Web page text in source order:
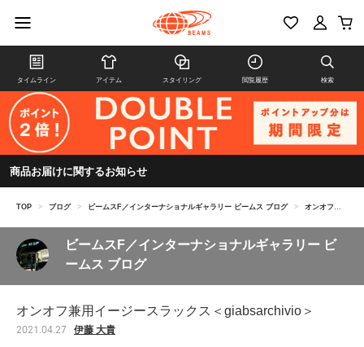
タイムライン アイテム スタイリング 閲覧履歴 検索
商品お届けに関するお知らせ
TOP > ブログ > ビームスF／インターナショナルギャラリー ビームス ブログ > オンオフ兼用イージースラックス＜giabsarchivio＞
ビームスF／インターナショナルギャラリー ビ
ームス ブログ
オンオフ兼用イージースラックス＜giabsarchivio＞
2021.04.27 伊藤 大貴